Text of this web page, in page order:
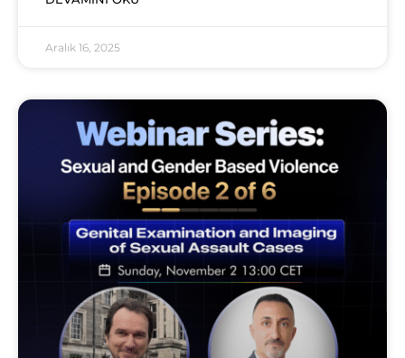
Aralık 16, 2025